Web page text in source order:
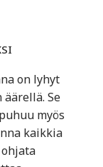
on lyhyt
äärellä. Se
myös
kaikkia